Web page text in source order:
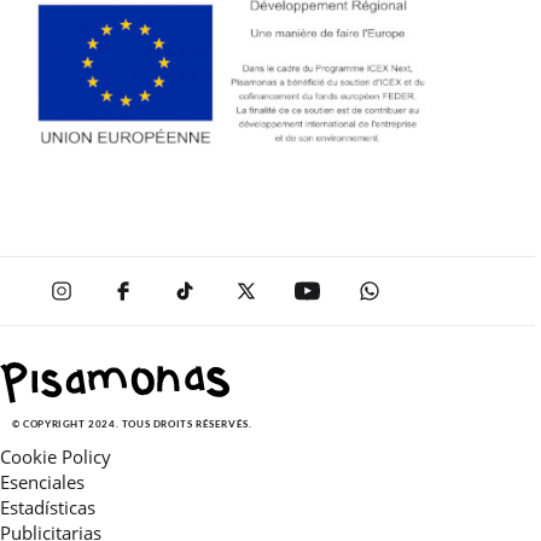
© COPYRIGHT 2024. TOUS DROITS RÉSERVÉS.
Cookie Policy
Esenciales
Estadísticas
Publicitarias